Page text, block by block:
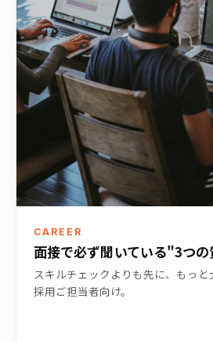
CAREER
面接で必ず聞いている"3つ
スキルチェックよりも先に、もっと
採用ご担当者向け。